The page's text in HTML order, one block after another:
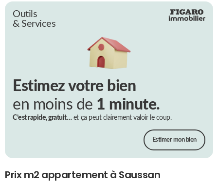
Outils
& Services
Estimez votre bien
en moins de 1 minute.
C’est rapide, gratuit…et ça peut clairement valoir le coup.
Estimer mon bien
Prix m2 appartement à Saussan